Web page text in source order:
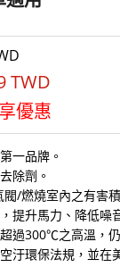
TWD
優惠
一品牌。
除劑。
/燃燒室內之有害積
提升馬力、降低噪
過300℃之高溫，
汙環保法規，並在